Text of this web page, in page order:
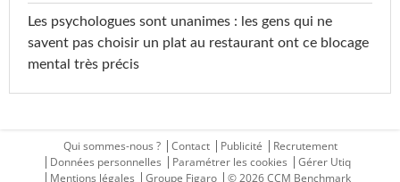
Les psychologues sont unanimes : les gens qui ne
savent pas choisir un plat au restaurant ont ce blocage
mental très précis
Qui sommes-nous ? Contact Publicité
Recrutement
Données personnelles
Paramétrer les cookies
Gérer Utiq
Mentions légales
Groupe Figaro © 2026 CCM Benchmark